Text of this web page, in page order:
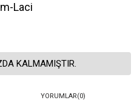
Laci
KALMAMIŞTIR.
YORUMLAR(0)